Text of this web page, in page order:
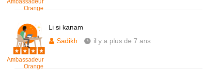
Ambassadeur
Orange
Ambassadeur
Orange
Li si kanam
Sadikh
il y a plus de 7 ans